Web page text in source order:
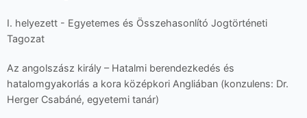
I. helyezett - Egyetemes és Összehasonlító Jogtörténeti
Tagozat
Az angolszász király – Hatalmi berendezkedés és
hatalomgyakorlás a kora középkori Angliában (konzulens: Dr.
Herger Csabáné, egyetemi tanár)